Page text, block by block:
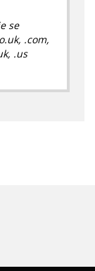
se
.com,
.us